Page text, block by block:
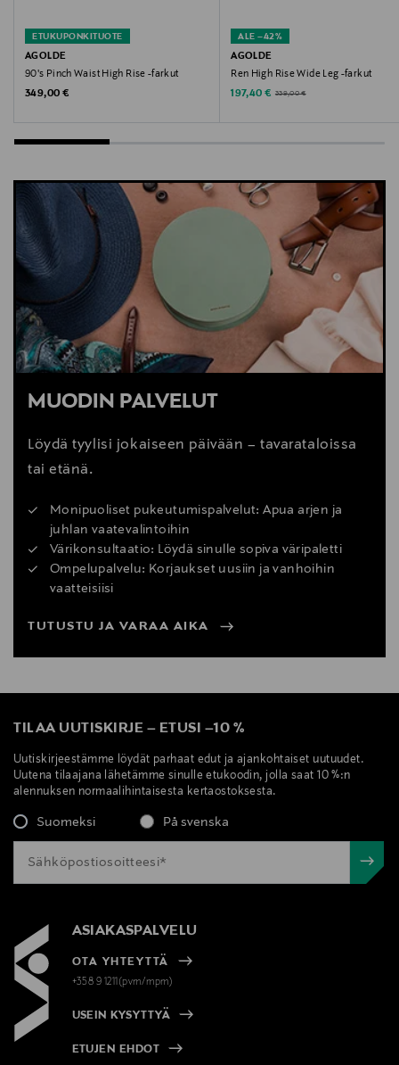
ETUKUPONKITUOTE
AGOLDE
90's Pinch Waist High Rise -farkut
Original Price
349,00 €
ALE –42%
AGOLDE
Ren High Rise Wide Leg -farkut
Discounted Price
197,40 € Original Price
339,00 €
MUODIN PALVELUT
Löydä tyylisi jokaiseen päivään – tavarataloissa
tai etänä.
Monipuoliset pukeutumispalvelut: Apua arjen ja
juhlan vaatevalintoihin
Värikonsultaatio: Löydä sinulle sopiva väripaletti
Ompelupalvelu: Korjaukset uusiin ja vanhoihin
vaatteisiisi
TUTUSTU JA VARAA AIKA
TILAA UUTISKIRJE – ETUSI –10 %
Uutiskirjeestämme löydät parhaat edut ja ajankohtaiset uutuudet.
Uutena tilaajana lähetämme sinulle etukoodin, jolla saat 10 %:n
alennuksen normaalihintaisesta kertaostoksesta.
Suomeksi På svenska
ASIAKASPALVELU
OTA YHTEYTTÄ
+358 9 1211(pvm/mpm)
USEIN KYSYTTYÄ
ETUJEN EHDOT